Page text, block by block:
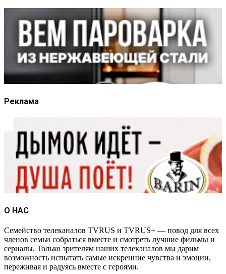
Реклама
О НАС
Семейство телеканалов TVRUS и TVRUS+ — повод для всех
членов семьи собраться вместе и смотреть лучшие фильмы и
сериалы. Только зрителям наших телеканалов мы дарим
возможность испытать самые искренние чувства и эмоции,
переживая и радуясь вместе с героями.